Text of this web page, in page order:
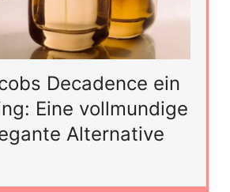
Decadence ein
Eine vollmundige
Alternative